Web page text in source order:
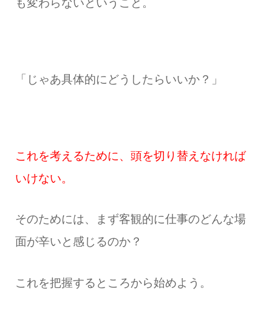
も変わらないということ。
「じゃあ具体的にどうしたらいいか？」
これを考えるために、頭を切り替えなければ
いけない。
そのためには、まず客観的に仕事のどんな場
面が辛いと感じるのか？
これを把握するところから始めよう。